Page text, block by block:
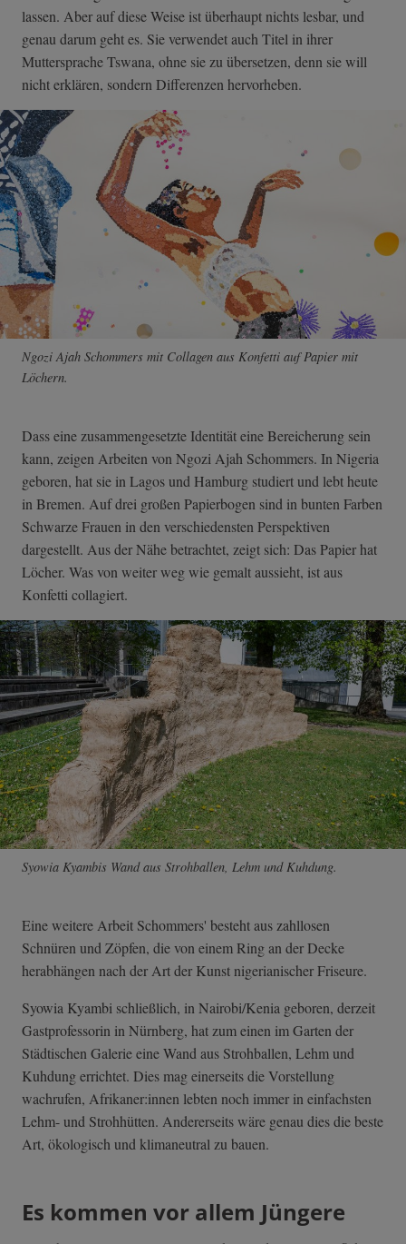
lassen. Aber auf diese Weise ist überhaupt nichts lesbar, und
genau darum geht es. Sie verwendet auch Titel in ihrer
Muttersprache Tswana, ohne sie zu übersetzen, denn sie will
nicht erklären, sondern Differenzen hervorheben.
Ngozi Ajah Schommers mit Collagen aus Konfetti auf Papier mit
Löchern.
Dass eine zusammengesetzte Identität eine Bereicherung sein
kann, zeigen Arbeiten von Ngozi Ajah Schommers. In Nigeria
geboren, hat sie in Lagos und Hamburg studiert und lebt heute
in Bremen. Auf drei großen Papierbogen sind in bunten Farben
Schwarze Frauen in den verschiedensten Perspektiven
dargestellt. Aus der Nähe betrachtet, zeigt sich: Das Papier hat
Löcher. Was von weiter weg wie gemalt aussieht, ist aus
Konfetti collagiert.
Syowia Kyambis Wand aus Strohballen, Lehm und Kuhdung.
Eine weitere Arbeit Schommers' besteht aus zahllosen
Schnüren und Zöpfen, die von einem Ring an der Decke
herabhängen nach der Art der Kunst nigerianischer Friseure.
Syowia Kyambi schließlich, in Nairobi/Kenia geboren, derzeit
Gastprofessorin in Nürnberg, hat zum einen im Garten der
Städtischen Galerie eine Wand aus Strohballen, Lehm und
Kuhdung errichtet. Dies mag einerseits die Vorstellung
wachrufen, Afrikaner:innen lebten noch immer in einfachsten
Lehm- und Strohhütten. Andererseits wäre genau dies die beste
Art, ökologisch und klimaneutral zu bauen.
Es kommen vor allem Jüngere